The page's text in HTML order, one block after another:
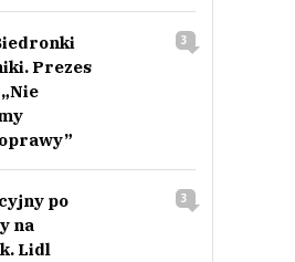
Prezes
3
po
na
Lidl
3